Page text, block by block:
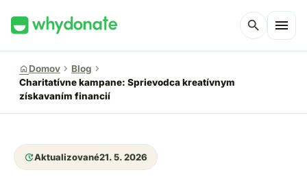
search menu
homeDomov chevron_right Blog chevron_right
Charitatívne kampane: Sprievodca kreatívnym
získavaním financií
updateAktualizované21. 5. 2026